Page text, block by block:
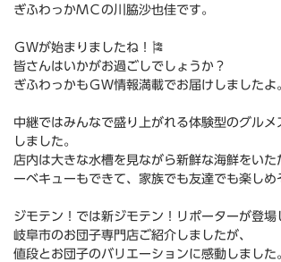
ぎふわっかＭＣの川脇沙也佳です。
ＧＷが始まりましたね！🎏
皆さんはいかがお過ごしでしょうか？
ぎふわっかもＧＷ情報満載でお届けしましたよ
中継ではみんなで盛り上がれる体験型のグルメ
しました。
店内は大きな水槽を見ながら新鮮な海鮮をいた
ーベキューもできて、家族でも友達でも楽しめ
ジモテン！では新ジモテン！リポーターが登場
岐阜市のお団子専門店ご紹介しましたが、
値段とお団子のバリエーションに感動しました